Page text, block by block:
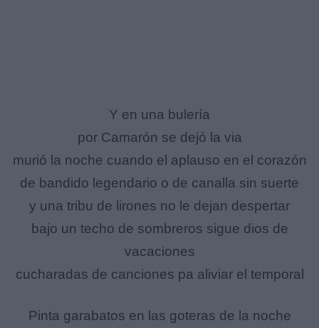
Y en una bulería
por Camarón se dejó la via
murió la noche cuando el aplauso en el corazón
de bandido legendario o de canalla sin suerte
y una tribu de lirones no le dejan despertar
bajo un techo de sombreros sigue dios de
vacaciones
cucharadas de canciones pa aliviar el temporal
Pinta garabatos en las goteras de la noche